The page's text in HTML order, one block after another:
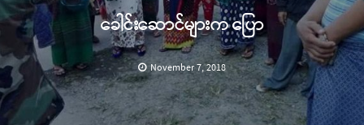
ခေါင်းဆောင်များက ပြော
November 7, 2018